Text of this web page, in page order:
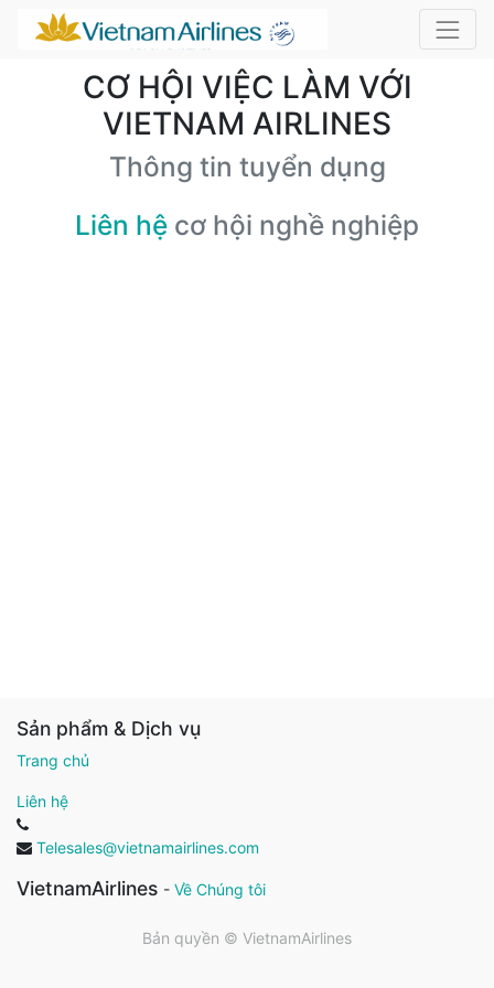
CƠ HỘI VIỆC LÀM VỚI
VIETNAM AIRLINES
Thông tin tuyển dụng
Liên hệ cơ hội nghề nghiệp
Sản phẩm & Dịch vụ
Trang chủ
Liên hệ
Telesales@vietnamairlines.com
VietnamAirlines - Về Chúng tôi
Bản quyền © VietnamAirlines